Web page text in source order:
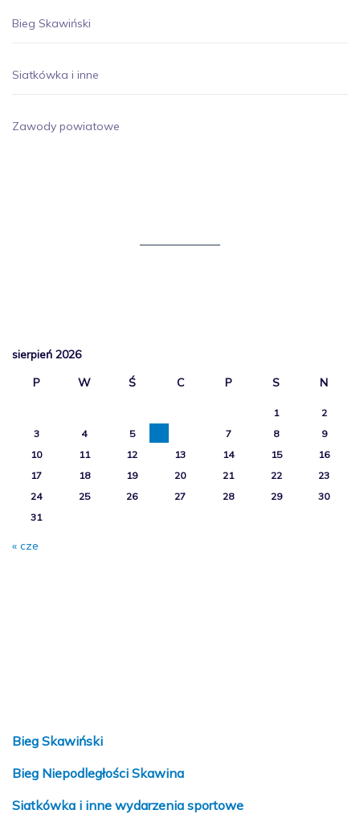
Bieg Skawiński
Siatkówka i inne
Zawody powiatowe
sierpień 2026
P
W Ś C P S N
1
2
3
4 5 7 8
9
10
11 12 13 14 15
16
17
18 19 20 21 22
23
24
25 26 27 28 29
30
31
« cze
Bieg Skawiński
Bieg Niepodległości Skawina
Siatkówka i inne wydarzenia sportowe